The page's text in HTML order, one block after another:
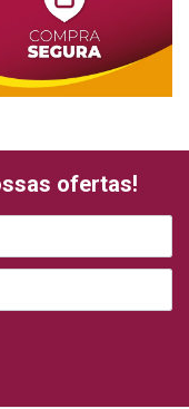
ofertas!